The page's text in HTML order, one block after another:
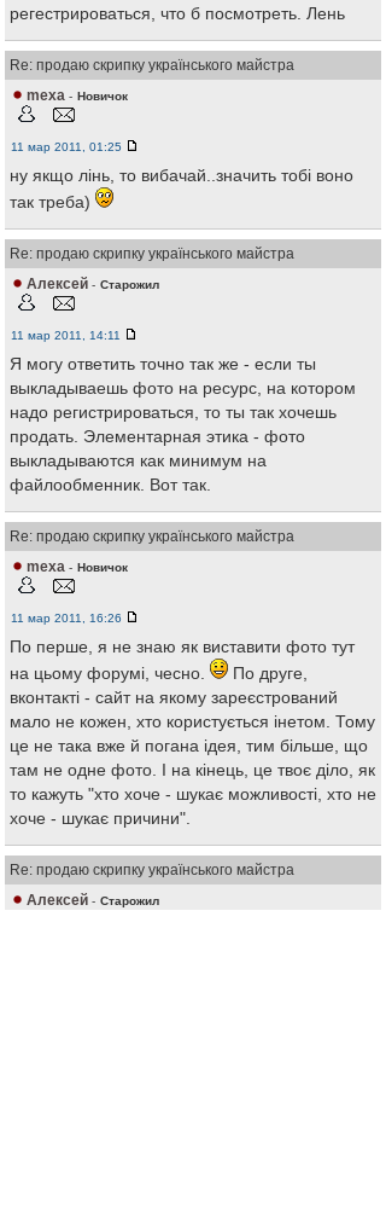
регестрироваться, что б посмотреть. Лень
Re: продаю скрипку українського майстра
mexa - Новичок
11 мар 2011, 01:25
ну якщо лінь, то вибачай..значить тобі воно
так треба)
Re: продаю скрипку українського майстра
Алексей - Старожил
11 мар 2011, 14:11
Я могу ответить точно так же - если ты
выкладываешь фото на ресурс, на котором
надо регистрироваться, то ты так хочешь
продать. Элементарная этика - фото
выкладываются как минимум на
файлообменник. Вот так.
Re: продаю скрипку українського майстра
mexa - Новичок
11 мар 2011, 16:26
По перше, я не знаю як виставити фото тут
на цьому форумі, чесно.
По друге,
вконтакті - сайт на якому зареєстрований
мало не кожен, хто користується інетом. Тому
це не така вже й погана ідея, тим більше, що
там не одне фото. І на кінець, це твоє діло, як
то кажуть "хто хоче - шукає можливості, хто не
хоче - шукає причини".
Re: продаю скрипку українського майстра
Алексей - Старожил